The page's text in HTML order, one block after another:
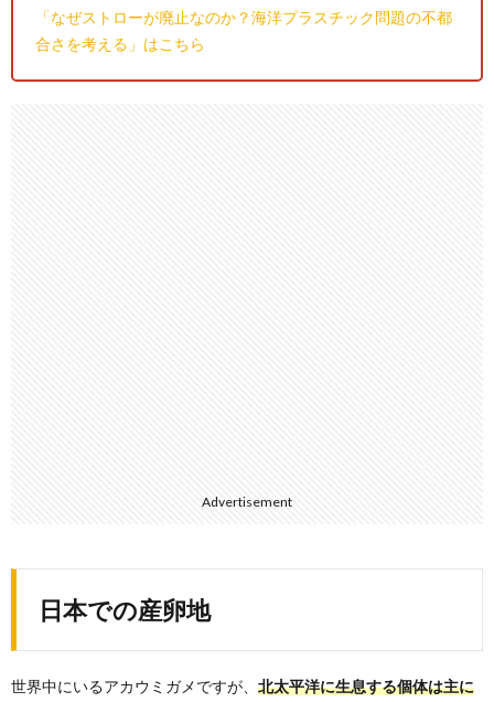
「なぜストローが廃止なのか？海洋プラスチック問題の不都
合さを考える」はこちら
Advertisement
日本での産卵地
世界中にいるアカウミガメですが、 北太平洋に生息する個体は主に